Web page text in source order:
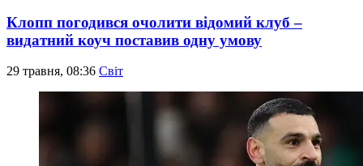
Клопп погодився очолити відомий клуб –
видатний коуч поставив одну умову
29 травня, 08:36 Світ